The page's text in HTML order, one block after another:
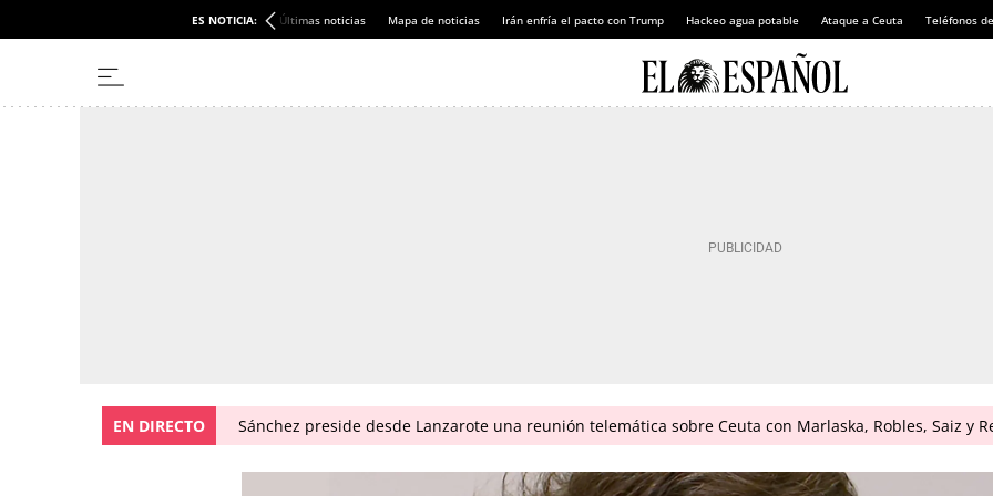
ES NOTICIA: Últimas noticias Mapa de noticias Irán enfría el pacto con Trump Hackeo agua potable Ataque a Ceuta Teléfonos
EN DIRECTO Sánchez preside desde Lanzarote una reunión telemática sobre Ceuta con Marlaska, Robles, Saiz y